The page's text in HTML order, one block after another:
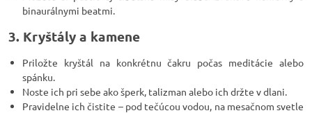
binaurálnymi beatmi.
3. Kryštály a kamene
Priložte kryštál na konkrétnu čakru počas meditácie alebo
spánku.
Noste ich pri sebe ako šperk, talizman alebo ich držte v dlani.
Pravidelne ich čistite – pod tečúcou vodou, na mesačnom svetle